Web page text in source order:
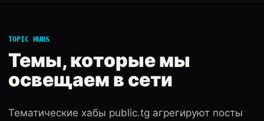
TOPIC HUBS
Темы, которые мы
освещаем в сети
Тематические хабы public.tg агрегируют посты